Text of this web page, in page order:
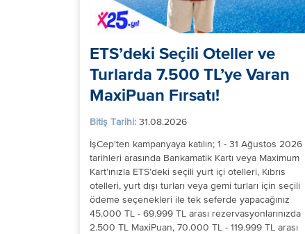
ETS’deki Seçili Oteller ve
Turlarda 7.500 TL’ye Varan
MaxiPuan Fırsatı!
Bitiş Tarihi: 31.08.2026
İşCep'ten kampanyaya katılın; 1 - 31 Ağustos 2026
tarihleri arasında Bankamatik Kartı veya Maximum
Kart’ınızla ETS’deki seçili yurt içi otelleri, Kıbrıs
otelleri, yurt dışı turları veya gemi turları için seçili
ödeme seçenekleri ile tek seferde yapacağınız
45.000 TL - 69.999 TL arası rezervasyonlarınızda
2.500 TL MaxiPuan, 70.000 TL - 119.999 TL arası